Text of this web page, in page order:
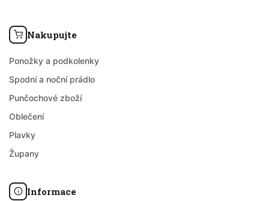
Nakupujte
Ponožky a podkolenky
Spodní a noční prádlo
Punčochové zboží
Oblečení
Plavky
Župany
Informace